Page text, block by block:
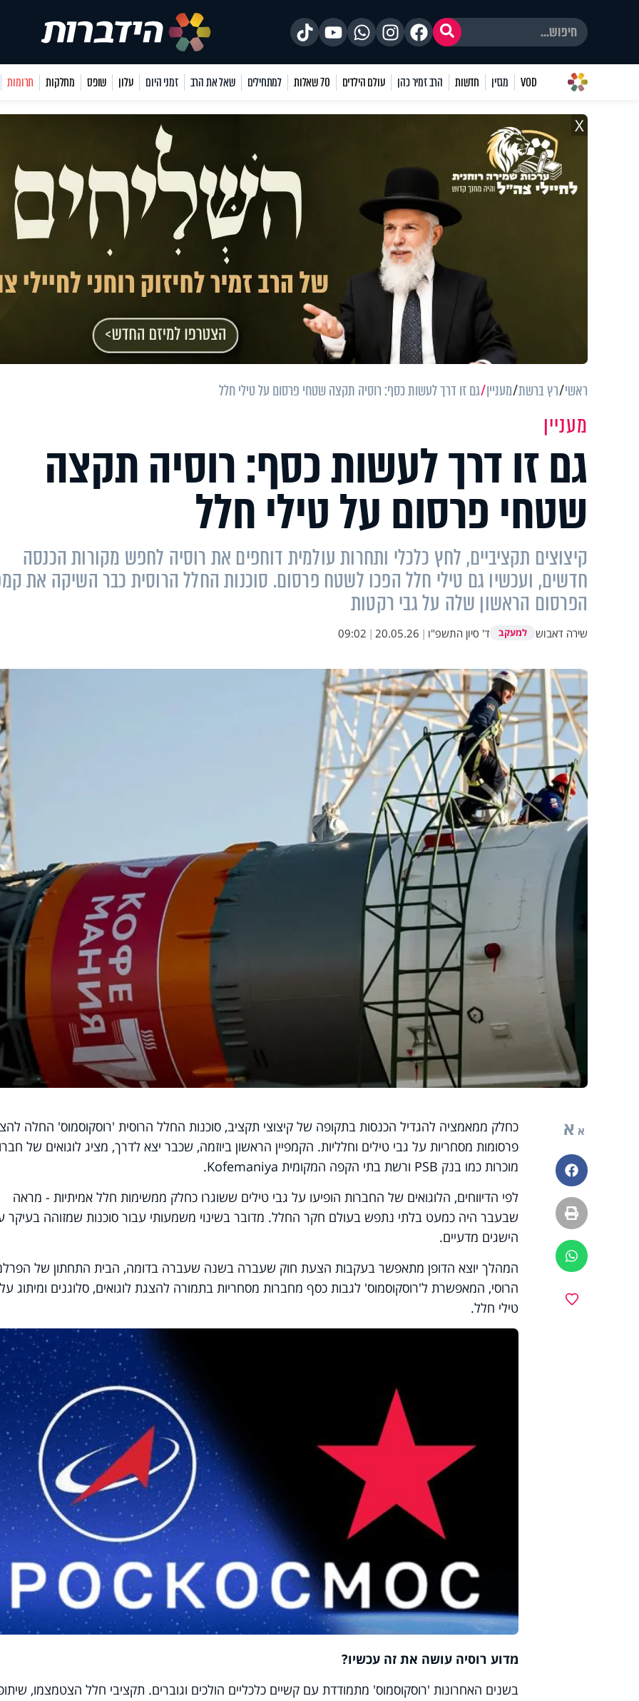
VOD מגזין חדשות הרב זמיר כהן עולם הילדים 70 שאלות למתחילים שאל את הרב זמני היום עלון שופס מחלקות תרומות
X
ראשי רץ ברשת מעניין גם זו דרך לעשות כסף: רוסיה תקצה שטחי פרסום על טילי חלל
מעניין
גם זו דרך לעשות כסף: רוסיה תקצה
שטחי פרסום על טילי חלל
קיצוצים תקציביים, לחץ כלכלי ותחרות עולמית דוחפים את רוסיה לחפש מקורות הכנסה
חדשים, ועכשיו גם טילי חלל הפכו לשטח פרסום. סוכנות החלל הרוסית כבר השיקה את
הפרסום הראשון שלה על גבי רקטות
שירה דאבוש למעקב ד' סיון התשפ"ו |
20.05.26
|
09:02
א א
פייסבוק
הדפסה
ווטסאפ
כחלק ממאמציה להגדיל הכנסות בתקופה של קיצוצי תקציב, סוכנות החלל הרוסית 'רוסקוסמוס' החלה
פרסומות מסחריות על גבי טילים וחלליות. הקמפיין הראשון ביוזמה, שכבר יצא לדרך, מציג לוגואים של
מוכרות כמו בנק PSB ורשת בתי הקפה המקומית Kofemaniya.
לפי הדיווחים, הלוגואים של החברות הופיעו על גבי טילים ששוגרו כחלק ממשימות חלל אמיתיות - מראה
שבעבר היה כמעט בלתי נתפש בעולם חקר החלל. מדובר בשינוי משמעותי עבור סוכנות שמזוהה בעיקר
הישגים מדעיים.
המהלך יוצא הדופן מתאפשר בעקבות הצעת חוק שעברה בשנה שעברה בדומה, הבית התחתון של
הרוסי, המאפשרת ל'רוסקוסמוס' לגבות כסף מחברות מסחריות בתמורה להצגת לוגואים, סלוגנים ומיתוג
טילי חלל.
מדוע רוסיה עושה את זה עכשיו?
בשנים האחרונות 'רוסקוסמוס' מתמודדת עם קשיים כלכליים הולכים וגוברים. תקציבי חלל הצטמצמו,